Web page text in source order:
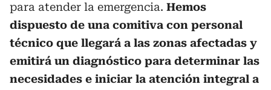
para atender la emergencia. Hemos
dispuesto de una comitiva con personal
técnico que llegará a las zonas afectadas y
emitirá un diagnóstico para determinar las
necesidades e iniciar la atención integral a